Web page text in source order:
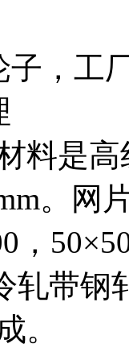
子，工
料是
。网
，
轧带钢
。